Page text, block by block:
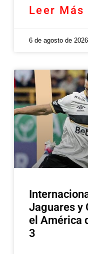
Leer Más
6 de agosto de 2026
Jaguares y
el América
3